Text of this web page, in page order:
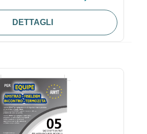
DETTAGLI